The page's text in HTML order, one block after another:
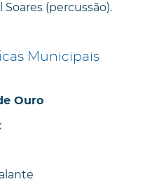
(percussão).
Municipais
Ouro